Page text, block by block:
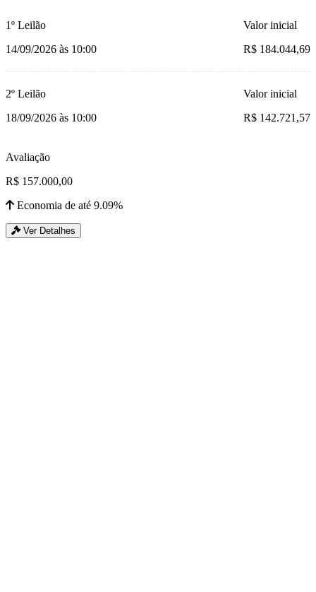
1º Leilão
14/09/2026 às 10:00
Valor inicial
R$ 184.044,69
2º Leilão
18/09/2026 às 10:00
Valor inicial
R$ 142.721,57
Avaliação
R$ 157.000,00
Economia de até 9.09%
Ver Detalhes